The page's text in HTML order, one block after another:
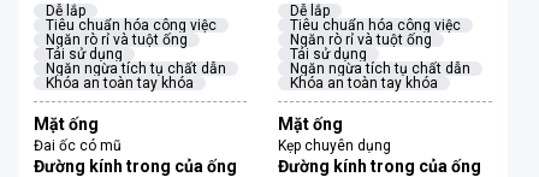
Dễ lắp
Tiêu chuẩn hóa công việc
Ngăn rò rỉ và tuột ống
Tái sử dụng
Ngăn ngừa tích tụ chất dẫn
Khóa an toàn tay khóa
Mặt ống
Đai ốc có mũ
Đường kính trong của ống
Dễ lắp
Tiêu chuẩn hóa công việc
Ngăn rò rỉ và tuột ống
Tái sử dụng
Ngăn ngừa tích tụ chất dẫn
Khóa an toàn tay khóa
Mặt ống
Kẹp chuyên dụng
Đường kính trong của ống